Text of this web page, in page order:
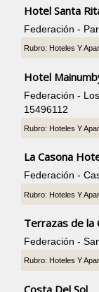
Hotel Santa
Federación -
Rubro: Hoteles Y
Hotel
Federación -
15496112
Rubro: Hoteles Y
La Casona
Federación -
Rubro: Hoteles Y
Terrazas de la
Federación -
Rubro: Hoteles Y